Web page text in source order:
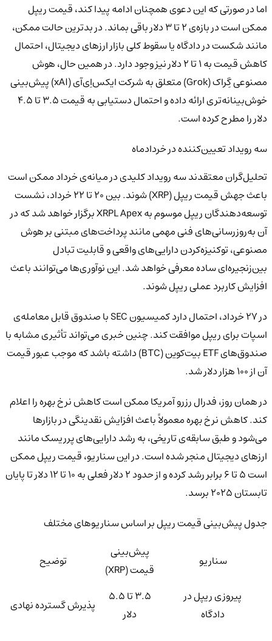
اما در صورتی که این دعوی همچنان ادامه پیدا کند، قیمت ریپل
ممکن است در بازه‌ی ۲ تا ۳ دلار باقی بماند. در بدترین حالت ممکن،
مانند شکست در دادگاه یا سقوط کلی بازار ارزهای دیجیتال، احتمال
کاهش قیمت به ۱ تا ۲ دلار نیز وجود دارد. در همین حال، هوش
مصنوعی گِراک (Grok) متعلق به شرکت ایکس‌اِی‌آی (xAI) پیش‌بینی
خوش‌بینانه‌تری ارائه داده و احتمال دستیابی به قیمت ۳.۵ تا ۴.۵
دلار را مطرح کرده است.
سه رویداد تعیین‌کننده در خردادماه
تحلیل‌گران معتقدند سه رویداد کلیدی در میانه‌ی خرداد ممکن است
باعث جهش قیمت ریپل (XRP) شوند. بین ۲۰ تا ۲۲ خرداد، نشست
توسعه‌دهندگان ریپل موسوم به XRPL Apex برگزار خواهد شد که در
آن به‌روزرسانی‌های فنی مهمی مانند پرداخت‌های مبتنی بر هوش
مصنوعی، توکنیزه‌کردن دارایی‌های واقعی و قابلیت تبادل
بین‌زنجیره‌ای ساده معرفی خواهد شد. این نوآوری‌ها می‌توانند باعث
افزایش کاربرد عملی ریپل شوند.
در ۲۷ خرداد، احتمال دارد کمیسیون SEC با صندوق قابل معامله‌ی
اسپات برای ریپل موافقت کند. چنین خبری می‌تواند تأثیری مشابه با
صندوق‌های ETF بیت‌کوین (BTC) داشته باشد که موجب عبور قیمت
آن از ۱۰۰ هزار دلار شد.
در همان روز، فدرال رزرو آمریکا ممکن است کاهش نرخ بهره را اعلام
کند. کاهش نرخ بهره معمولاً باعث افزایش نقدینگی در بازارها
می‌شود و طبق سابقه‌ی تاریخی، به رشد دارایی‌های پرریسک مانند
ارزهای دیجیتال منجر شده است. در این سناریو، قیمت ریپل ممکن
است ۵ تا ۶ برابر رشد کرده و از حدود ۲ دلار فعلی به ۱۰ تا ۱۲ دلار تا پایان
تابستان ۲۰۲۵ برسد.
جدول پیش‌بینی قیمت ریپل بر اساس سناریوهای مختلف
سناریو
پیش‌بینی
قیمت (XRP)
توضیح
پیروزی ریپل در
دادگاه
۳.۵ تا ۵.۵
دلار
پذیرش گسترده نهادی